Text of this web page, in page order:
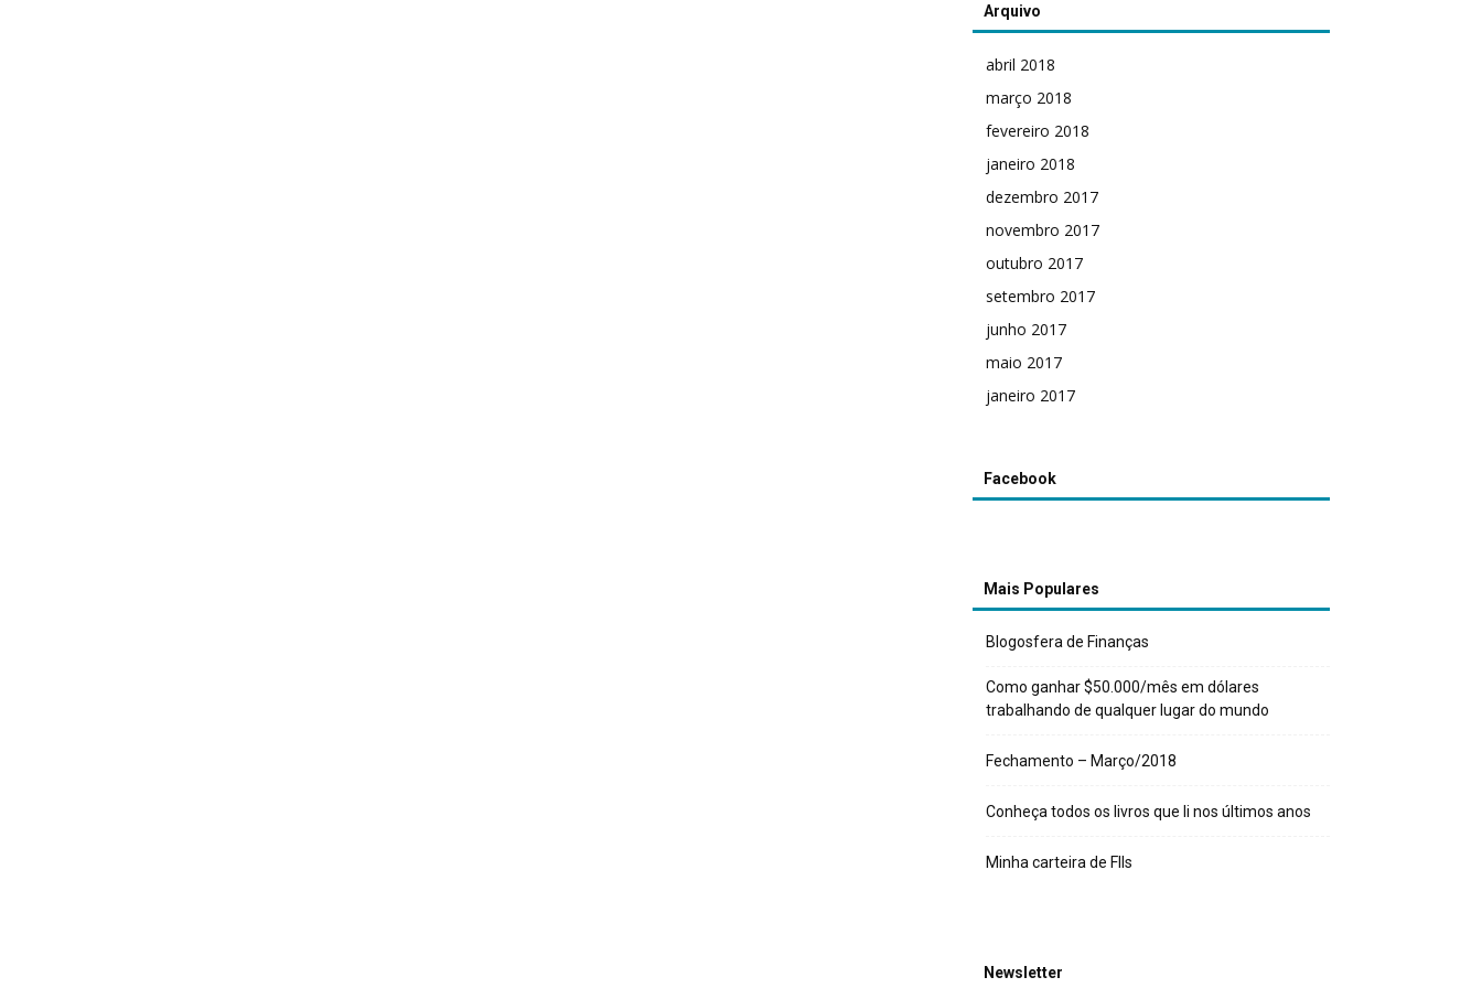
Arquivo
abril 2018
março 2018
fevereiro 2018
janeiro 2018
dezembro 2017
novembro 2017
outubro 2017
setembro 2017
junho 2017
maio 2017
janeiro 2017
Facebook
Mais Populares
Blogosfera de Finanças
Como ganhar $50.000/mês em dólares
trabalhando de qualquer lugar do mundo
Fechamento – Março/2018
Conheça todos os livros que li nos últimos anos
Minha carteira de FIIs
Newsletter